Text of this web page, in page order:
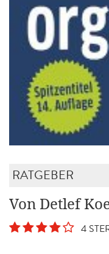
RATGEBER
Von Detlef
4